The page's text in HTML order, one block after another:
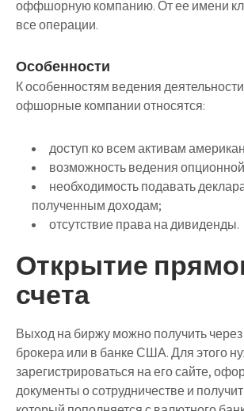
оффшорную компанию. От ее имени
все операции.
Особенности
К особенностям ведения
офшорные компании относятся:
доступ ко всем активам
возможность ведения
необходимость подавать
полученным доходам;
отсутствие права на дивиденды.
Открытие
счета
Выход на биржу можно получить через
брокера или в банке США. Для этого
зарегистрироваться на его сайте,
документы о сотрудничестве и